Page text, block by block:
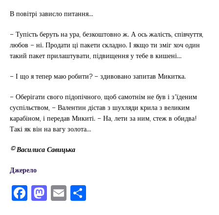
В повітрі зависло питання…
– Тупість беруть на ура, безкоштовно ж. А ось жалість, співчуття,
любов – ні. Продати ці пакети складно. І якщо ти зміг хоч один
такий пакет прилаштувати, підвищення у тебе в кишені…
– І що я тепер маю робити? – здивовано запитав Микитка.
– Оберігати свого підопічного, щоб самотнім не був і з’їденим
суспільством, – Валентин дістав з шухляди крила з великим
карабіном, і передав Микиті. – На, лети за ним, стеж в обидва!
Такі як він на вагу золота…
© Василиса Савицька
Джерело
F
a
M
a
E
m